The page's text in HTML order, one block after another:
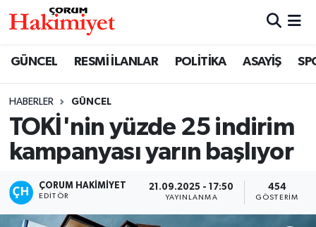
GÜNCEL RESMİ İLANLAR POLİTİKA ASAYİŞ
HABERLER GÜNCEL
TOKİ'nin yüzde 25 indirim
kampanyası yarın başlıyor
ÇORUM HAKIMIYET
EDITÖR
21.09.2025 - 17:50
YAYINLANMA
454
GÖSTERIM
SAĞLIK
ASAYİŞ
EKONOMİ
Nöbetçi Eczaneler
Çorum Namaz Vakitleri
Trafik Durumu
Süper Lig Puan Durumu ve Fikstür